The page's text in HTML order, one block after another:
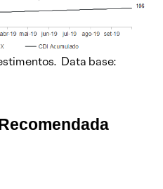
Data base: